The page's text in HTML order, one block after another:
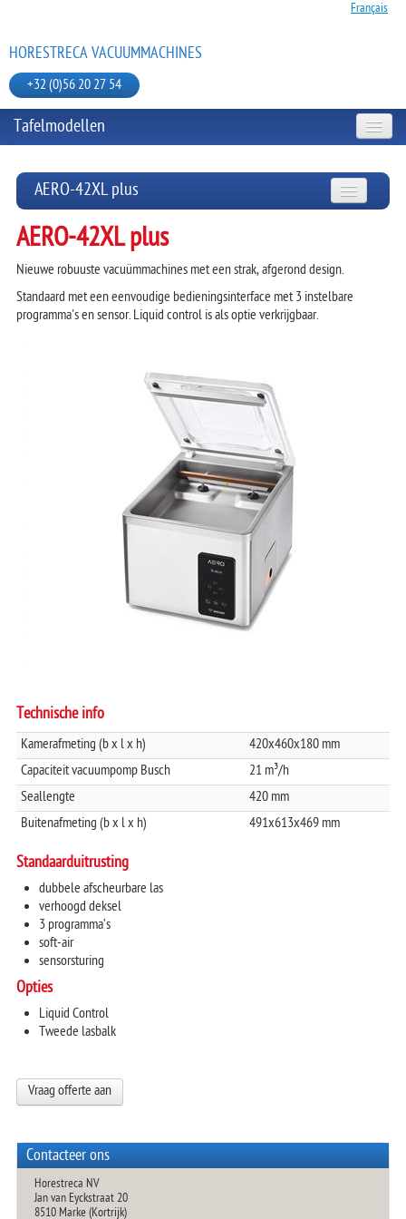
Français
HORESTRECA VACUUMMACHINES
+32 (0)56 20 27 54
Tafelmodellen
TAFELMODELLEN
MOBIELE MODELLEN
JULABO BAIN MARIE
AERO-42XL plus
MASTERVAC J-SERIE
MASTERVAC B-SERIE
AERO
AERO-42XL plus
Nieuwe robuuste vacuümmachines met een strak, afgerond design.
Standaard met een eenvoudige bedieningsinterface met 3 instelbare
programma's en sensor. Liquid control is als optie verkrijgbaar.
Technische info
Kamerafmeting (b x l x h)
420x460x180 mm
Capaciteit vacuumpomp Busch
21 m³/h
Seallengte
420 mm
Buitenafmeting (b x l x h)
491x613x469 mm
Standaarduitrusting
dubbele afscheurbare las
verhoogd deksel
3 programma’s
soft-air
sensorsturing
Opties
Liquid Control
Tweede lasbalk
Vraag offerte aan
Contacteer ons
Horestreca NV
Jan van Eyckstraat 20
8510 Marke (Kortrijk)